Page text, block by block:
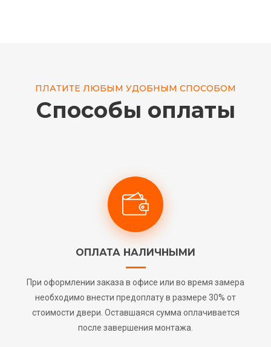
ПЛАТИТЕ ЛЮБЫМ УДОБНЫМ СПОСОБОМ
Способы оплаты
ОПЛАТА НАЛИЧНЫМИ
При оформлении заказа в офисе или во время замера
необходимо внести предоплату в размере 30% от
стоимости двери. Оставшаяся сумма оплачивается
после завершения монтажа.